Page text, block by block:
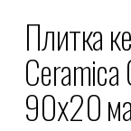
Плитка
90x20